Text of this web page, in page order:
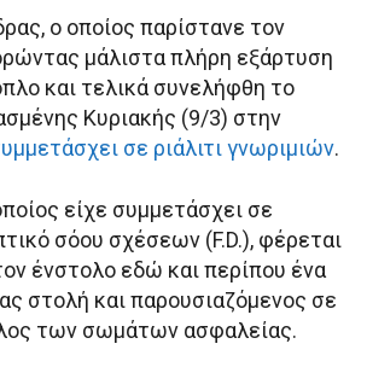
ο οποίος παρίστανε τον
μάλιστα πλήρη εξάρτυση
και τελικά συνελήφθη το
Κυριακής (9/3) στην
σε ριάλιτι γνωριμιών.
είχε συμμετάσχει σε
σόου σχέσεων (F.D.), φέρεται
ένστολο εδώ και περίπου ένα
στολή και παρουσιαζόμενος σε
των σωμάτων ασφαλείας.